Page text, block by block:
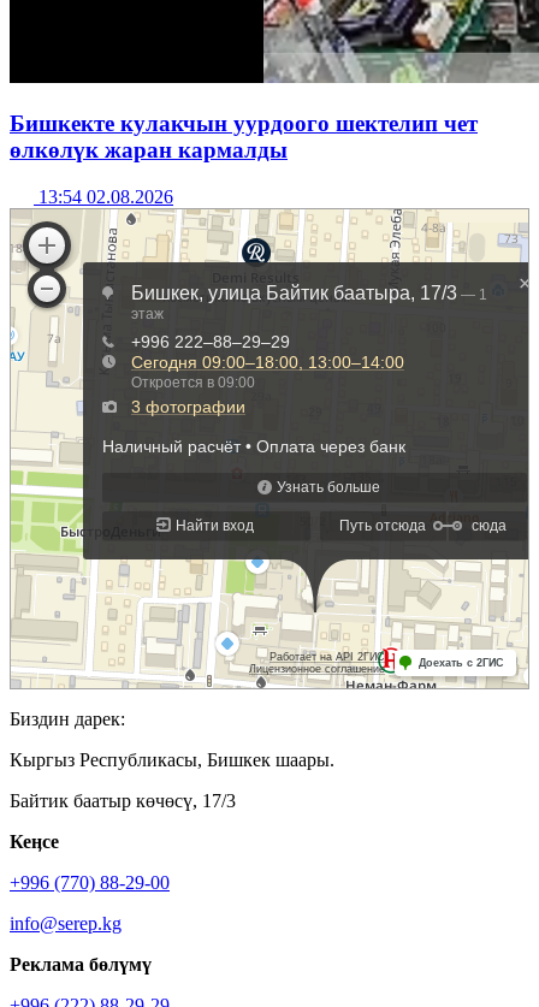
Бишкекте кулакчын уурдоого шектелип чет
өлкөлүк жаран кармалды
13:54 02.08.2026
Биздин дарек:
Кыргыз Республикасы, Бишкек шаары.
Байтик баатыр көчөсү, 17/3
Кеӊсе
+996 (770) 88-29-00
info@serep.kg
Реклама бөлүмү